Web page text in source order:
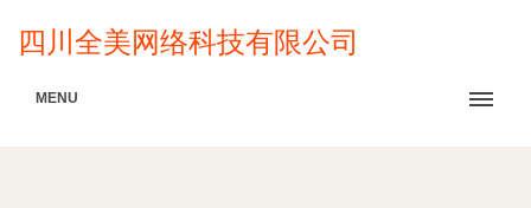
四川全美网络科技有限公司
MENU